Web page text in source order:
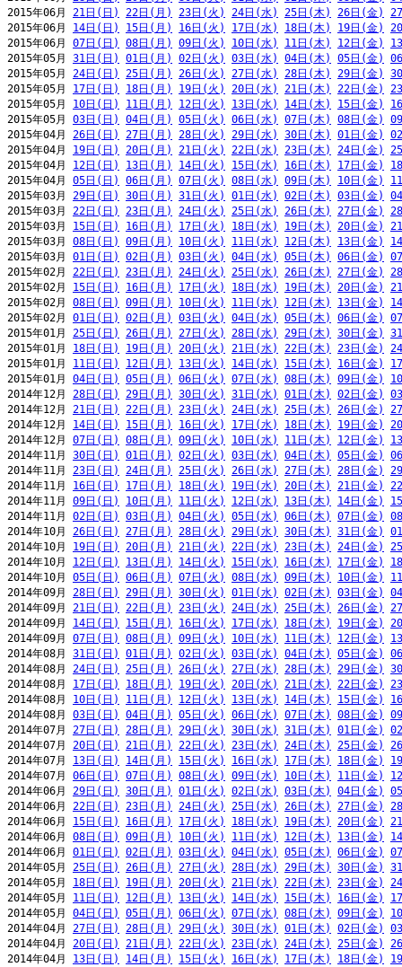
2015年06月 21日(日) 22日(月) 23日(火) 24日(水) 25日(木) 26日(金)
2015年06月 14日(日) 15日(月) 16日(火) 17日(水) 18日(木) 19日(金)
2015年06月 07日(日) 08日(月) 09日(火) 10日(水) 11日(木) 12日(金)
2015年05月 31日(日) 01日(月) 02日(火) 03日(水) 04日(木) 05日(金)
2015年05月 24日(日) 25日(月) 26日(火) 27日(水) 28日(木) 29日(金)
2015年05月 17日(日) 18日(月) 19日(火) 20日(水) 21日(木) 22日(金)
2015年05月 10日(日) 11日(月) 12日(火) 13日(水) 14日(木) 15日(金)
2015年05月 03日(日) 04日(月) 05日(火) 06日(水) 07日(木) 08日(金)
2015年04月 26日(日) 27日(月) 28日(火) 29日(水) 30日(木) 01日(金)
2015年04月 19日(日) 20日(月) 21日(火) 22日(水) 23日(木) 24日(金)
2015年04月 12日(日) 13日(月) 14日(火) 15日(水) 16日(木) 17日(金)
2015年04月 05日(日) 06日(月) 07日(火) 08日(水) 09日(木) 10日(金)
2015年03月 29日(日) 30日(月) 31日(火) 01日(水) 02日(木) 03日(金)
2015年03月 22日(日) 23日(月) 24日(火) 25日(水) 26日(木) 27日(金)
2015年03月 15日(日) 16日(月) 17日(火) 18日(水) 19日(木) 20日(金)
2015年03月 08日(日) 09日(月) 10日(火) 11日(水) 12日(木) 13日(金)
2015年03月 01日(日) 02日(月) 03日(火) 04日(水) 05日(木) 06日(金)
2015年02月 22日(日) 23日(月) 24日(火) 25日(水) 26日(木) 27日(金)
2015年02月 15日(日) 16日(月) 17日(火) 18日(水) 19日(木) 20日(金)
2015年02月 08日(日) 09日(月) 10日(火) 11日(水) 12日(木) 13日(金)
2015年02月 01日(日) 02日(月) 03日(火) 04日(水) 05日(木) 06日(金)
2015年01月 25日(日) 26日(月) 27日(火) 28日(水) 29日(木) 30日(金)
2015年01月 18日(日) 19日(月) 20日(火) 21日(水) 22日(木) 23日(金)
2015年01月 11日(日) 12日(月) 13日(火) 14日(水) 15日(木) 16日(金)
2015年01月 04日(日) 05日(月) 06日(火) 07日(水) 08日(木) 09日(金)
2014年12月 28日(日) 29日(月) 30日(火) 31日(水) 01日(木) 02日(金)
2014年12月 21日(日) 22日(月) 23日(火) 24日(水) 25日(木) 26日(金)
2014年12月 14日(日) 15日(月) 16日(火) 17日(水) 18日(木) 19日(金)
2014年12月 07日(日) 08日(月) 09日(火) 10日(水) 11日(木) 12日(金)
2014年11月 30日(日) 01日(月) 02日(火) 03日(水) 04日(木) 05日(金)
2014年11月 23日(日) 24日(月) 25日(火) 26日(水) 27日(木) 28日(金)
2014年11月 16日(日) 17日(月) 18日(火) 19日(水) 20日(木) 21日(金)
2014年11月 09日(日) 10日(月) 11日(火) 12日(水) 13日(木) 14日(金)
2014年11月 02日(日) 03日(月) 04日(火) 05日(水) 06日(木) 07日(金)
2014年10月 26日(日) 27日(月) 28日(火) 29日(水) 30日(木) 31日(金)
2014年10月 19日(日) 20日(月) 21日(火) 22日(水) 23日(木) 24日(金)
2014年10月 12日(日) 13日(月) 14日(火) 15日(水) 16日(木) 17日(金)
2014年10月 05日(日) 06日(月) 07日(火) 08日(水) 09日(木) 10日(金)
2014年09月 28日(日) 29日(月) 30日(火) 01日(水) 02日(木) 03日(金)
2014年09月 21日(日) 22日(月) 23日(火) 24日(水) 25日(木) 26日(金)
2014年09月 14日(日) 15日(月) 16日(火) 17日(水) 18日(木) 19日(金)
2014年09月 07日(日) 08日(月) 09日(火) 10日(水) 11日(木) 12日(金)
2014年08月 31日(日) 01日(月) 02日(火) 03日(水) 04日(木) 05日(金)
2014年08月 24日(日) 25日(月) 26日(火) 27日(水) 28日(木) 29日(金)
2014年08月 17日(日) 18日(月) 19日(火) 20日(水) 21日(木) 22日(金)
2014年08月 10日(日) 11日(月) 12日(火) 13日(水) 14日(木) 15日(金)
2014年08月 03日(日) 04日(月) 05日(火) 06日(水) 07日(木) 08日(金)
2014年07月 27日(日) 28日(月) 29日(火) 30日(水) 31日(木) 01日(金)
2014年07月 20日(日) 21日(月) 22日(火) 23日(水) 24日(木) 25日(金)
2014年07月 13日(日) 14日(月) 15日(火) 16日(水) 17日(木) 18日(金)
2014年07月 06日(日) 07日(月) 08日(火) 09日(水) 10日(木) 11日(金)
2014年06月 29日(日) 30日(月) 01日(火) 02日(水) 03日(木) 04日(金)
2014年06月 22日(日) 23日(月) 24日(火) 25日(水) 26日(木) 27日(金)
2014年06月 15日(日) 16日(月) 17日(火) 18日(水) 19日(木) 20日(金)
2014年06月 08日(日) 09日(月) 10日(火) 11日(水) 12日(木) 13日(金)
2014年06月 01日(日) 02日(月) 03日(火) 04日(水) 05日(木) 06日(金)
2014年05月 25日(日) 26日(月) 27日(火) 28日(水) 29日(木) 30日(金)
2014年05月 18日(日) 19日(月) 20日(火) 21日(水) 22日(木) 23日(金)
2014年05月 11日(日) 12日(月) 13日(火) 14日(水) 15日(木) 16日(金)
2014年05月 04日(日) 05日(月) 06日(火) 07日(水) 08日(木) 09日(金)
2014年04月 27日(日) 28日(月) 29日(火) 30日(水) 01日(木) 02日(金)
2014年04月 20日(日) 21日(月) 22日(火) 23日(水) 24日(木) 25日(金)
2014年04月 13日(日) 14日(月) 15日(火) 16日(水) 17日(木) 18日(金)